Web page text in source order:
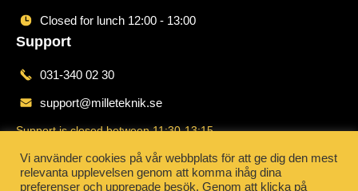
Closed for lunch 12:00 - 13:00
Support
031-340 02 30
support@milleteknik.se
Support is closed between 11:30-13:15
Order
031-340 02 30
Vi använder cookies på vår webbplats för att ge dig den mest
relevanta upplevelsen genom att komma ihåg dina
preferenser och upprepade besök. Genom att klicka på